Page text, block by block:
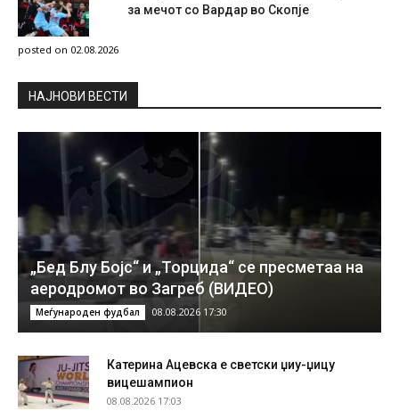
за мечот со Вардар во Скопје
posted on 02.08.2026
НAЈНОВИ ВЕСТИ
„Бед Блу Бојс“ и „Торцида“ се пресметаа на
аеродромот во Загреб (ВИДЕО)
Меѓународен фудбал 08.08.2026 17:30
Катерина Ацевска е светски џиу-џицу
вицешампион
08.08.2026 17:03